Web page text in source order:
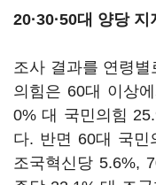
20·30·50대 양당
조사 결과를 연령
의힘은 60대 이상
0% 대 국민의힘
다. 반면 60대 국민
조국혁신당 5.6%,